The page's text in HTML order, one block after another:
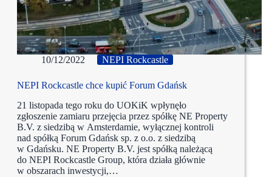
10/12/2022 NEPI Rockcastle
NEPI Rockcastle chce kupić Forum Gdańsk
21 listopada tego roku do UOKiK wpłynęło
zgłoszenie zamiaru przejęcia przez spółkę NE Property
B.V. z siedzibą w Amsterdamie, wyłącznej kontroli
nad spółką Forum Gdańsk sp. z o.o. z siedzibą
w Gdańsku. NE Property B.V. jest spółką należącą
do NEPI Rockcastle Group, która działa głównie
w obszarach inwestycji,…